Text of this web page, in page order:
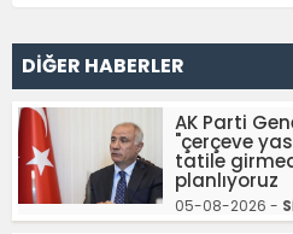
DİĞER HABERLER
AK Parti
"çerçeve
tatile
planlıyoruz
05-08-2026 -